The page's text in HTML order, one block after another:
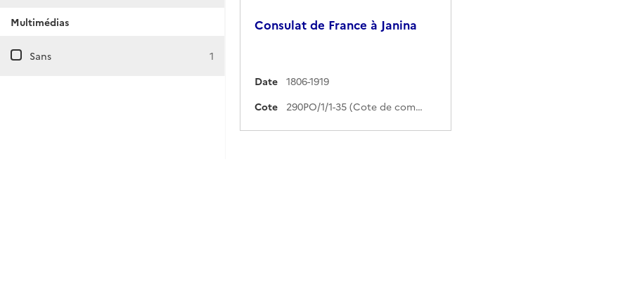
Multimédias
Sans 1
Consulat de France à Janina
Date 1806-1919
Cote
290PO/1/1-35 (Cote de commande)